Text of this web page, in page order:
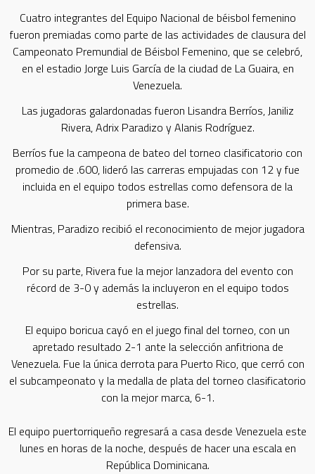
Cuatro integrantes del Equipo Nacional de béisbol femenino
fueron premiadas como parte de las actividades de clausura del
Campeonato Premundial de Béisbol Femenino, que se celebró,
en el estadio Jorge Luis García de la ciudad de La Guaira, en
Venezuela.
Las jugadoras galardonadas fueron Lisandra Berríos, Janiliz
Rivera, Adrix Paradizo y Alanis Rodríguez.
Berríos fue la campeona de bateo del torneo clasificatorio con
promedio de .600, lideró las carreras empujadas con 12 y fue
incluida en el equipo todos estrellas como defensora de la
primera base.
Mientras, Paradizo recibió el reconocimiento de mejor jugadora
defensiva.
Por su parte, Rivera fue la mejor lanzadora del evento con
récord de 3-0 y además la incluyeron en el equipo todos
estrellas.
El equipo boricua cayó en el juego final del torneo, con un
apretado resultado 2-1 ante la selección anfitriona de
Venezuela. Fue la única derrota para Puerto Rico, que cerró con
el subcampeonato y la medalla de plata del torneo clasificatorio
con la mejor marca, 6-1.
El equipo puertorriqueño regresará a casa desde Venezuela este
lunes en horas de la noche, después de hacer una escala en
República Dominicana.